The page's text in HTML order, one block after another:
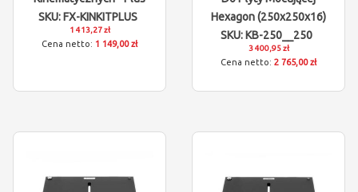
SKU: FX-KINKITPLUS
1 413,27 zł
1 149,00 zł
Hexagon (250x250x16)
SKU: KB-250__250
3 400,95 zł
2 765,00 zł